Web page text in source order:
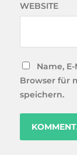
WEBSITE
Name,
Browser für
speichern.